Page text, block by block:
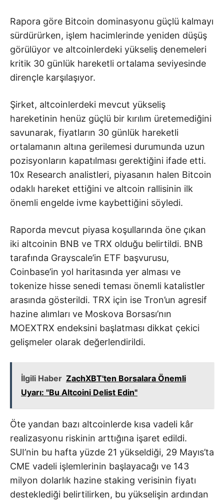
Rapora göre Bitcoin dominasyonu güçlü kalmayı
sürdürürken, işlem hacimlerinde yeniden düşüş
görülüyor ve altcoinlerdeki yükseliş denemeleri
kritik 30 günlük hareketli ortalama seviyesinde
dirençle karşılaşıyor.
Şirket, altcoinlerdeki mevcut yükseliş
hareketinin henüz güçlü bir kırılım üretemediğini
savunarak, fiyatların 30 günlük hareketli
ortalamanın altına gerilemesi durumunda uzun
pozisyonların kapatılması gerektiğini ifade etti.
10x Research analistleri, piyasanın halen Bitcoin
odaklı hareket ettiğini ve altcoin rallisinin ilk
önemli engelde ivme kaybettiğini söyledi.
Raporda mevcut piyasa koşullarında öne çıkan
iki altcoinin BNB ve TRX olduğu belirtildi. BNB
tarafında Grayscale’in ETF başvurusu,
Coinbase’in yol haritasında yer alması ve
tokenize hisse senedi teması önemli katalistler
arasında gösterildi. TRX için ise Tron’un agresif
hazine alımları ve Moskova Borsası’nın
MOEXTRX endeksini başlatması dikkat çekici
gelişmeler olarak değerlendirildi.
İlgili Haber ZachXBT'ten Borsalara Önemli
Uyarı: "Bu Altcoini Delist Edin"
Öte yandan bazı altcoinlerde kısa vadeli kâr
realizasyonu riskinin arttığına işaret edildi.
SUI’nin bu hafta yüzde 21 yükseldiği, 29 Mayıs’ta
CME vadeli işlemlerinin başlayacağı ve 143
milyon dolarlık hazine staking verisinin fiyatı
desteklediği belirtilirken, bu yükselişin ardından